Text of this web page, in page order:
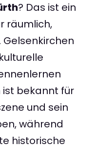
? Das ist ein
räumlich,
ist bekannt für
und sein
während
historische